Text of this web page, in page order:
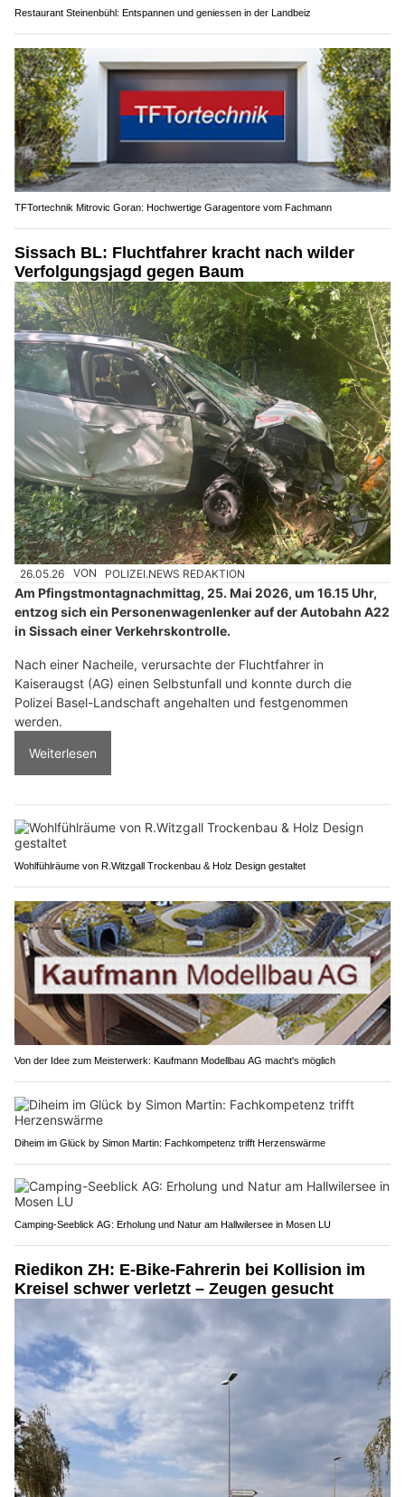
Restaurant Steinenbühl: Entspannen und geniessen in der Landbeiz
TFTortechnik Mitrovic Goran: Hochwertige Garagentore vom Fachmann
Sissach BL: Fluchtfahrer kracht nach wilder
Verfolgungsjagd gegen Baum
26.05.26 VON POLIZEI.NEWS REDAKTION
Am Pfingstmontagnachmittag, 25. Mai 2026, um 16.15 Uhr,
entzog sich ein Personenwagenlenker auf der Autobahn A22
in Sissach einer Verkehrskontrolle.
Nach einer Nacheile, verursachte der Fluchtfahrer in
Kaiseraugst (AG) einen Selbstunfall und konnte durch die
Polizei Basel-Landschaft angehalten und festgenommen
werden.
Weiterlesen
Wohlfühlräume von R.Witzgall Trockenbau & Holz Design gestaltet
Von der Idee zum Meisterwerk: Kaufmann Modellbau AG macht's möglich
Diheim im Glück by Simon Martin: Fachkompetenz trifft Herzenswärme
Camping-Seeblick AG: Erholung und Natur am Hallwilersee in Mosen LU
Riedikon ZH: E-Bike-Fahrerin bei Kollision im
Kreisel schwer verletzt – Zeugen gesucht